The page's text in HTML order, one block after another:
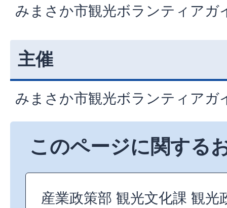
みまさか市観光ボランティアガ
主催
みまさか市観光ボランティアガ
このページに関する
産業政策部 観光文化課 観光